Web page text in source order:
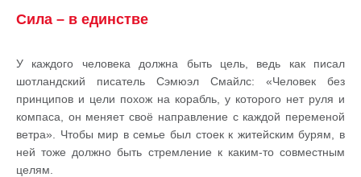
Сила – в единстве
У каждого человека должна быть цель, ведь как писал
шотландский писатель Сэмюэл Смайлс: «Человек без
принципов и цели похож на корабль, у которого нет руля и
компаса, он меняет своё направление с каждой переменой
ветра». Чтобы мир в семье был стоек к житейским бурям, в
ней тоже должно быть стремление к каким-то совместным
целям.